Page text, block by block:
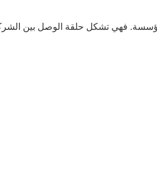
فهي تشكل حلقة الوصل بين